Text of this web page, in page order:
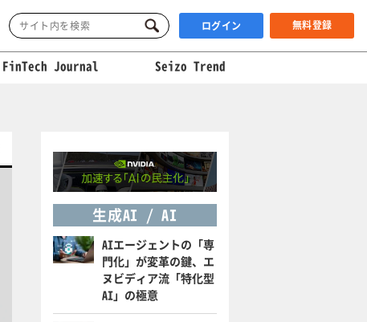
ログイン 無料登録
FinTech Journal Seizo Trend
生成AI / AI
AIエージェントの「専
門化」が変革の鍵、エ
ヌビディア流「特化型
AI」の極意